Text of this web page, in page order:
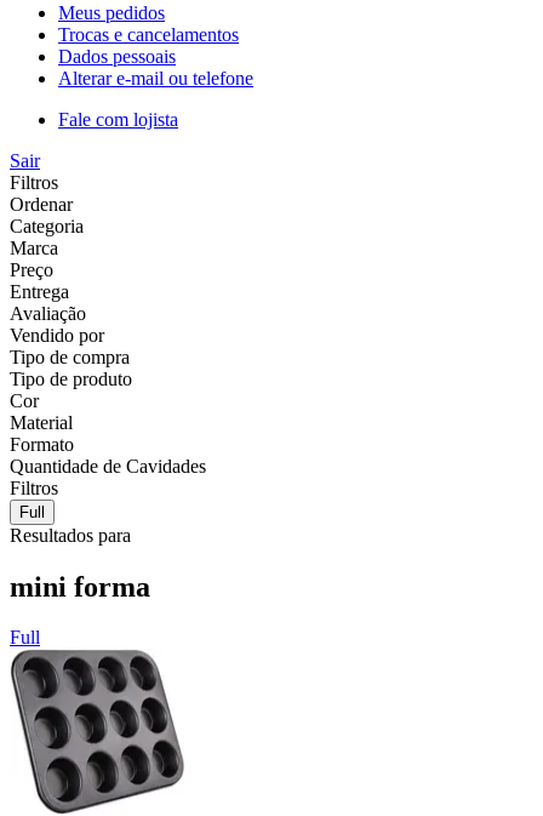
Meus pedidos
Trocas e cancelamentos
Dados pessoais
Alterar e-mail ou telefone
Fale com lojista
Sair
Filtros
Ordenar
Categoria
Marca
Preço
Entrega
Avaliação
Vendido por
Tipo de compra
Tipo de produto
Cor
Material
Formato
Quantidade de Cavidades
Filtros
Full
Resultados para
mini forma
Full